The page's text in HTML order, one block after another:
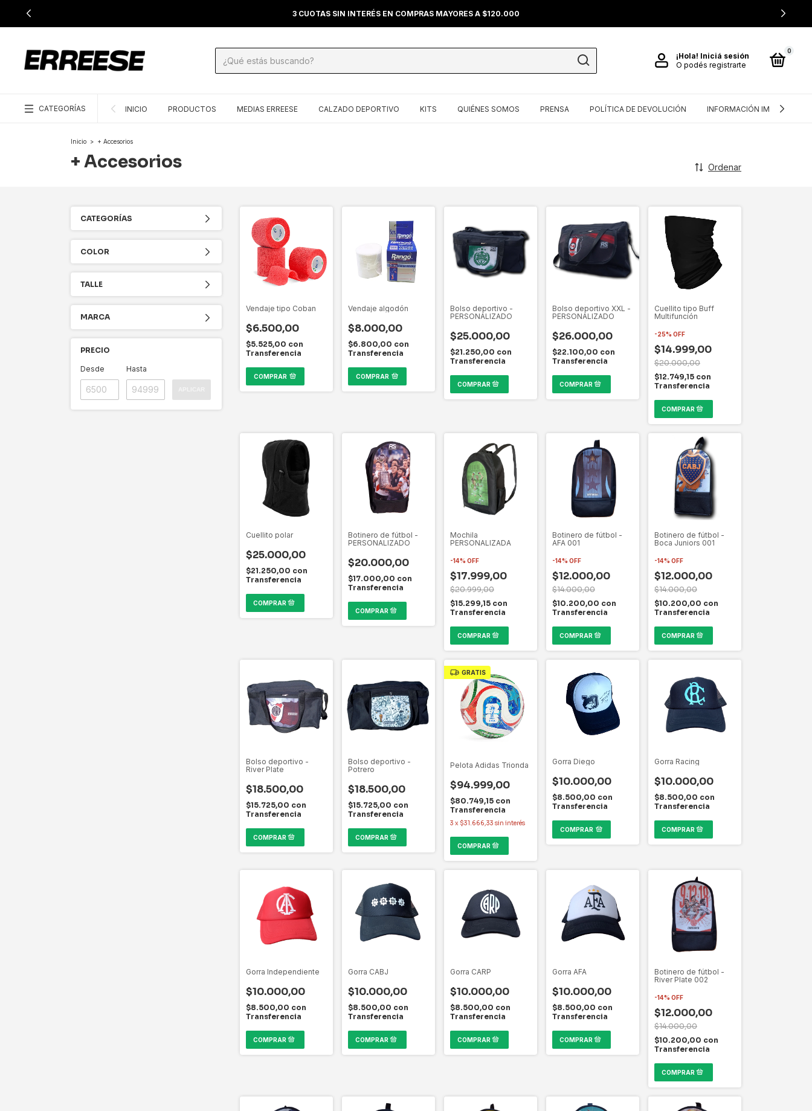
3 CUOTAS SIN INTERÉS EN COMPRAS MAYORES A $120.000
¡Hola! Iniciá sesión
O podés registrarte
0
CATEGORÍAS INICIO PRODUCTOS MEDIAS ERREESE CALZADO DEPORTIVO KITS QUIÉNES SOMOS PRENSA POLÍTICA DE DEVOLUCIÓN INFORMACIÓN
Inicio > + Accesorios
+ Accesorios Ordenar
CATEGORÍAS
COLOR
TALLE
MARCA
PRECIO
Desde Hasta
Vendaje tipo Coban
$6.500,00
$5.525,00 con
Transferencia
COMPRAR
Vendaje algodón
$8.000,00
$6.800,00 con
Transferencia
COMPRAR
Bolso deportivo -
PERSONALIZADO
$25.000,00
$21.250,00 con
Transferencia
Bolso deportivo XXL -
PERSONALIZADO
$26.000,00
$22.100,00 con
Transferencia
Cuellito tipo Buff
Multifunción
-25% OFF
$14.999,00
$20.000,00
$12.749,15 con
Transferencia
Cuellito polar
$25.000,00
$21.250,00 con
Transferencia
Botinero de fútbol -
PERSONALIZADO
$20.000,00
$17.000,00 con
Transferencia
Mochila
PERSONALIZADA
-14% OFF
$17.999,00
$20.999,00
$15.299,15 con
Transferencia
Botinero de fútbol -
AFA 001
-14% OFF
$12.000,00
$14.000,00
$10.200,00 con
Transferencia
Botinero de fútbol -
Boca Juniors 001
-14% OFF
$12.000,00
$14.000,00
$10.200,00 con
Transferencia
Bolso deportivo -
River Plate
$18.500,00
$15.725,00 con
Transferencia
Bolso deportivo -
Potrero
$18.500,00
$15.725,00 con
Transferencia
GRATIS
Pelota Adidas Trionda
$94.999,00
$80.749,15 con
Transferencia
3 x $31.666,33 sin interés
Gorra Diego
$10.000,00
$8.500,00 con
Transferencia
COMPRAR
Gorra Racing
$10.000,00
$8.500,00 con
Transferencia
Gorra Independiente
$10.000,00
$8.500,00 con
Transferencia
Gorra CABJ
$10.000,00
$8.500,00 con
Transferencia
Gorra CARP
$10.000,00
$8.500,00 con
Transferencia
Gorra AFA
$10.000,00
$8.500,00 con
Transferencia
Botinero de fútbol -
River Plate 002
-14% OFF
$12.000,00
$14.000,00
$10.200,00 con
Transferencia